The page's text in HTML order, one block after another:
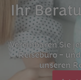
Ihr
Vereinbaren Sie
Reisebüro –
unseren